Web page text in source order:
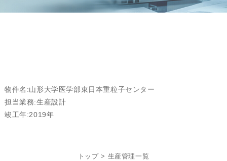
物件名:山形大学医学部東日本重粒子センター
担当業務:生産設計
竣工年:2019年
トップ > 生産管理一覧